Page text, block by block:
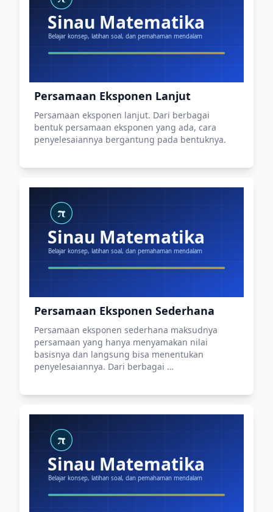
Persamaan Eksponen Lanjut
Persamaan eksponen lanjut. Dari berbagai
bentuk persamaan eksponen yang ada, cara
penyelesaiannya bergantung pada bentuknya.
Persamaan Eksponen Sederhana
Persamaan eksponen sederhana maksudnya
persamaan yang hanya menyamakan nilai
basisnya dan langsung bisa menentukan
penyelesaiannya. Dari berbagai …